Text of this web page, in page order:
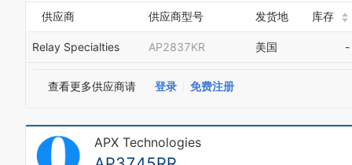
供应商 供应商型号 发货地 库存
Relay Specialties AP2837KR 美国 -
查看更多供应商请 登录 免费注册
APX Technologies